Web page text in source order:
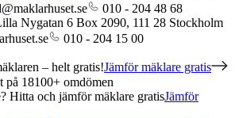
010 - 204 48 68
Nygatan 6 Box 2090, 111 28 Stockholm
010 - 204 15 00
– helt gratis!Jämför mäklare gratis
på 18100+ omdömen
Hitta och jämför mäklare gratisJämför